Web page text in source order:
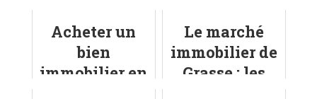
Acheter un
bien
immobilier en
Le marché
immobilier de
Grasse : les